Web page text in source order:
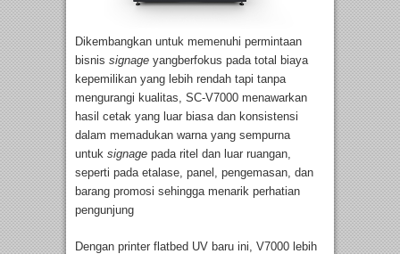
Dikembangkan untuk memenuhi permintaan
bisnis signage yangberfokus pada total biaya
kepemilikan yang lebih rendah tapi tanpa
mengurangi kualitas, SC-V7000 menawarkan
hasil cetak yang luar biasa dan konsistensi
dalam memadukan warna yang sempurna
untuk signage pada ritel dan luar ruangan,
seperti pada etalase, panel, pengemasan, dan
barang promosi sehingga menarik perhatian
pengunjung
Dengan printer flatbed UV baru ini, V7000 lebih